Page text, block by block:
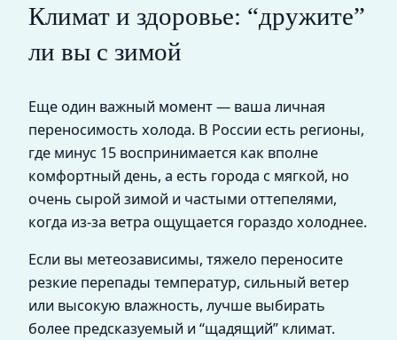
Климат и здоровье: “дружите”
ли вы с зимой
Еще один важный момент — ваша личная
переносимость холода. В России есть регионы,
где минус 15 воспринимается как вполне
комфортный день, а есть города с мягкой, но
очень сырой зимой и частыми оттепелями,
когда из‑за ветра ощущается гораздо холоднее.
Если вы метеозависимы, тяжело переносите
резкие перепады температур, сильный ветер
или высокую влажность, лучше выбирать
более предсказуемый и “щадящий” климат.